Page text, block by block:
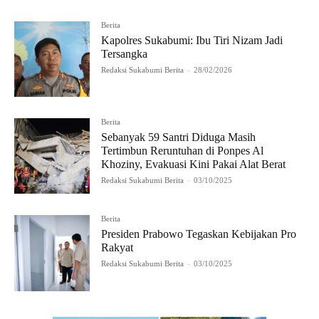
Berita
Kapolres Sukabumi: Ibu Tiri Nizam Jadi
Tersangka
Redaksi Sukabumi Berita - 28/02/2026
Berita
Sebanyak 59 Santri Diduga Masih
Tertimbun Reruntuhan di Ponpes Al
Khoziny, Evakuasi Kini Pakai Alat Berat
Redaksi Sukabumi Berita - 03/10/2025
Berita
Presiden Prabowo Tegaskan Kebijakan Pro
Rakyat
Redaksi Sukabumi Berita - 03/10/2025